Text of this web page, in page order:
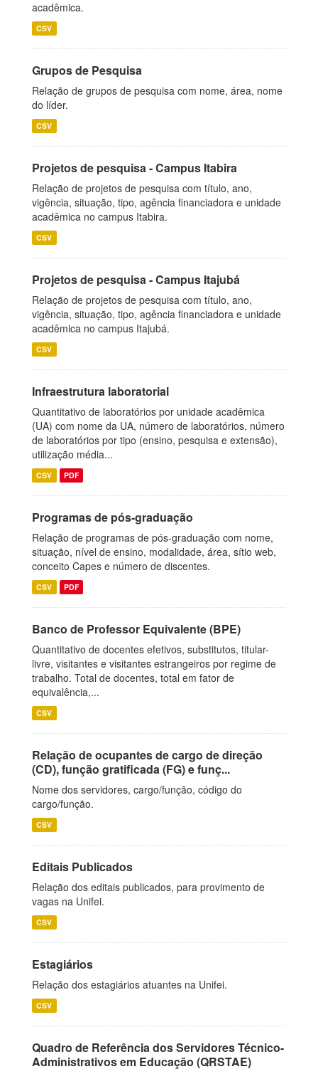
acadêmica.
CSV
Grupos de Pesquisa
Relação de grupos de pesquisa com nome, área, nome
do líder.
CSV
Projetos de pesquisa - Campus Itabira
Relação de projetos de pesquisa com título, ano,
vigência, situação, tipo, agência financiadora e unidade
acadêmica no campus Itabira.
CSV
Projetos de pesquisa - Campus Itajubá
Relação de projetos de pesquisa com título, ano,
vigência, situação, tipo, agência financiadora e unidade
acadêmica no campus Itajubá.
CSV
Infraestrutura laboratorial
Quantitativo de laboratórios por unidade acadêmica
(UA) com nome da UA, número de laboratórios, número
de laboratórios por tipo (ensino, pesquisa e extensão),
utilização média...
CSV PDF
Programas de pós-graduação
Relação de programas de pós-graduação com nome,
situação, nível de ensino, modalidade, área, sítio web,
conceito Capes e número de discentes.
CSV PDF
Banco de Professor Equivalente (BPE)
Quantitativo de docentes efetivos, substitutos, titular-
livre, visitantes e visitantes estrangeiros por regime de
trabalho. Total de docentes, total em fator de
equivalência,...
CSV
Relação de ocupantes de cargo de direção
(CD), função gratificada (FG) e funç...
Nome dos servidores, cargo/função, código do
cargo/função.
CSV
Editais Publicados
Relação dos editais publicados, para provimento de
vagas na Unifei.
CSV
Estagiários
Relação dos estagiários atuantes na Unifei.
CSV
Quadro de Referência dos Servidores Técnico-
Administrativos em Educação (QRSTAE)